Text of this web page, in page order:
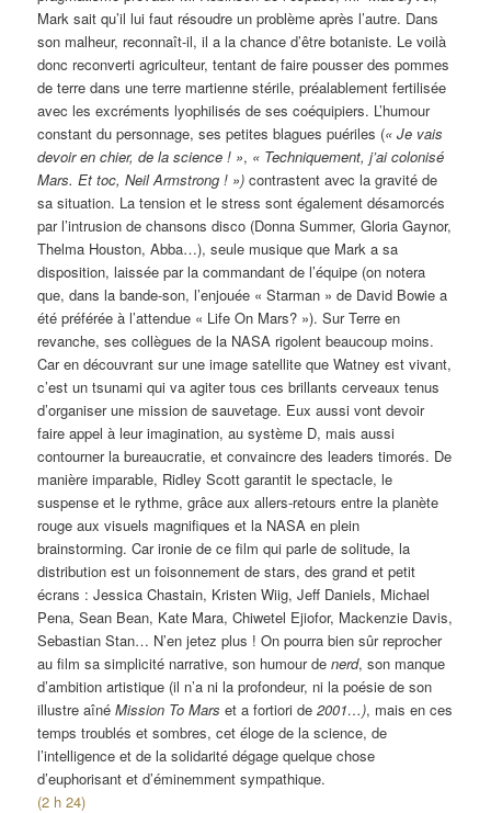
Mark sait qu’il lui faut résoudre un problème après l’autre. Dans
son malheur, reconnaît-il, il a la chance d’être botaniste. Le voilà
donc reconverti agriculteur, tentant de faire pousser des pommes
de terre dans une terre martienne stérile, préalablement fertilisée
avec les excréments lyophilisés de ses coéquipiers. L’humour
constant du personnage, ses petites blagues puériles (« Je vais
devoir en chier, de la science ! », « Techniquement, j’ai colonisé
Mars. Et toc, Neil Armstrong ! ») contrastent avec la gravité de
sa situation. La tension et le stress sont également désamorcés
par l’intrusion de chansons disco (Donna Summer, Gloria Gaynor,
Thelma Houston, Abba…), seule musique que Mark a sa
disposition, laissée par la commandant de l’équipe (on notera
que, dans la bande-son, l’enjouée « Starman » de David Bowie a
été préférée à l’attendue « Life On Mars? »). Sur Terre en
revanche, ses collègues de la NASA rigolent beaucoup moins.
Car en découvrant sur une image satellite que Watney est vivant,
c’est un tsunami qui va agiter tous ces brillants cerveaux tenus
d’organiser une mission de sauvetage. Eux aussi vont devoir
faire appel à leur imagination, au système D, mais aussi
contourner la bureaucratie, et convaincre des leaders timorés. De
manière imparable, Ridley Scott garantit le spectacle, le
suspense et le rythme, grâce aux allers-retours entre la planète
rouge aux visuels magnifiques et la NASA en plein
brainstorming. Car ironie de ce film qui parle de solitude, la
distribution est un foisonnement de stars, des grand et petit
écrans : Jessica Chastain, Kristen Wiig, Jeff Daniels, Michael
Pena, Sean Bean, Kate Mara, Chiwetel Ejiofor, Mackenzie Davis,
Sebastian Stan… N’en jetez plus ! On pourra bien sûr reprocher
au film sa simplicité narrative, son humour denerd, son manque
d’ambition artistique (il n’a ni la profondeur, ni la poésie de son
illustre aînéMission To Mars et a fortiori de2001…), mais en ces
temps troublés et sombres, cet éloge de la science, de
l’intelligence et de la solidarité dégage quelque chose
d’euphorisant et d’éminemment sympathique.
(2 h 24)